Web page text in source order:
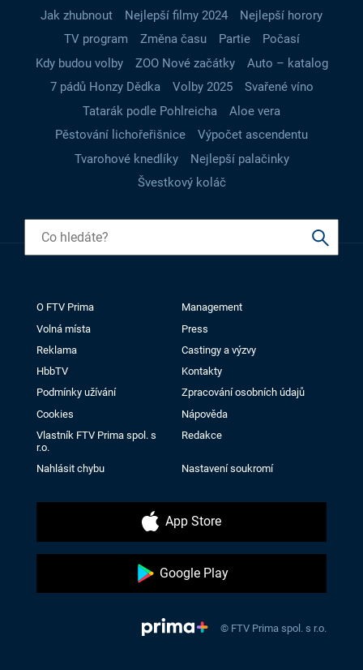
Jak zhubnout Nejlepší filmy 2024
Nejlepší horory
TV program
Změna času Partie
Počasí
Kdy budou volby
ZOO Nové začátky
Auto – katalog
7 pádů Honzy Dědka
Volby 2025
Svařené víno
Tatarák podle Pohlreicha
Aloe vera
Pěstování lichořeřišnice
Výpočet ascendentu
Tvarohové knedlíky
Nejlepší palačinky
Švestkový koláč
O FTV Prima
Management
Volná místa
Press
Reklama
Castingy a výzvy
HbbTV
Kontakty
Podmínky užívání
Zpracování osobních údajů
Cookies
Nápověda
Vlastník FTV Prima spol. s
r.o.
Redakce
Nahlásit chybu Nastavení soukromí
App Store
Google Play
© FTV Prima spol. s r.o.